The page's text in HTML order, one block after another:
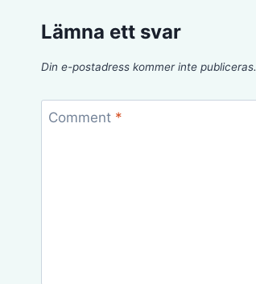
Lämna ett svar
Din e-postadress kommer inte publiceras.
Comment *